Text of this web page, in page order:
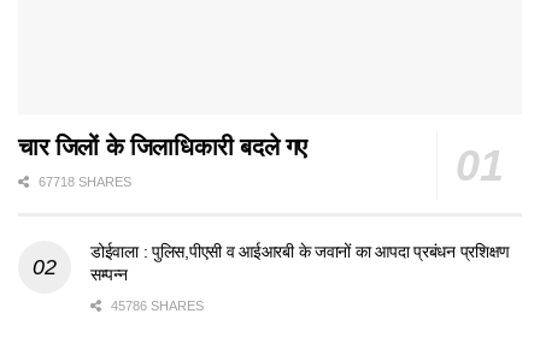
चार जिलों के जिलाधिकारी बदले गए
67718 SHARES
डोईवाला : पुलिस,पीएसी व आईआरबी के जवानों का आपदा प्रबंधन प्रशिक्षण
सम्पन्न
45786 SHARES